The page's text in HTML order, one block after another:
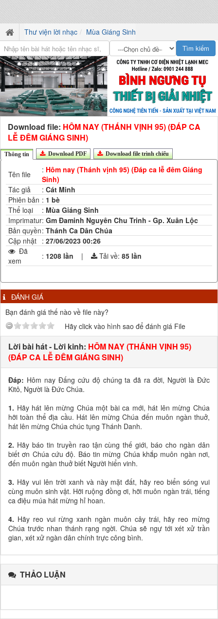
Thư viện lời nhạc Mùa Giáng Sinh
Download file: HÔM NAY (THÁNH VỊNH 95) (ĐÁP CA
LỄ ĐÊM GIÁNG SINH)
Thông tin Download PDF Download file trình chiếu
Tên file : Hôm nay (Thánh vịnh 95) (Đáp ca lễ đêm Giáng
Sinh)
Tác giả
: Cát Minh
Phiên bản : 1 bè
Thể loại
: Mùa Giáng Sinh
Imprimatur: Gm Đaminh Nguyên Chu Trinh - Gp. Xuân Lộc
Bản quyền: Thánh Ca Dân Chúa
Cập nhật : 27/06/2023 00:26
Đã
xem
: 1208 lần | Tải về: 85 lần
ĐÁNH GIÁ
Bạn đánh giá thế nào về file này?
Hãy click vào hình sao để đánh giá File
Lời bài hát - Lời kinh: HÔM NAY (THÁNH VỊNH 95)
(ĐÁP CA LỄ ĐÊM GIÁNG SINH)
Đáp: Hôm nay Đấng cứu độ chúng ta đã ra đời, Người là Đức
Kitô, Người là Đức Chúa.
1. Hãy hát lên mừng Chúa một bài ca mới, hát lên mừng Chúa
hỡi toàn thể địa cầu. Hát lên mừng Chúa đến muôn ngàn thuở,
hát lên mừng Chúa chúc tụng Thánh Danh.
2. Hãy báo tin truyền rao tận cùng thế giới, báo cho ngàn dân
biết ơn Chúa cứu độ. Báo tin mừng Chúa khắp muôn ngàn nơi,
đến muôn ngàn thuở biết Người hiển vinh.
3. Hãy vui lên trời xanh và này mặt đất, hãy reo biển sóng vui
cùng muôn sinh vật. Hỡi ruộng đồng ơi, hỡi muôn ngàn trái, tiếng
ca điệu múa hát mừng hỉ hoan.
4. Hãy reo vui rừng xanh ngàn muôn cây trái, hãy reo mừng
Chúa trước nhan thánh rạng ngời. Chúa sẽ ngự tới xét xử trần
gian, xét xử ngàn dân chính trực công bình.
THẢO LUẬN